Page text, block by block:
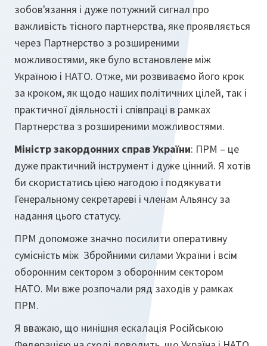
зобов'язання і дуже потужний сигнал про
важливість тісного партнерства, яке проявляється
через Партнерство з розширеними
можливостями, яке було встановлене між
Україною і НАТО. Отже, ми розвиваємо його крок
за кроком, як щодо наших політичних цілей, так і
практичної діяльності і співпраці в рамках
Партнерства з розширеними можливостями.
Міністр закордонних справ України: ПРМ – це
дуже практичний інструмент і дуже цінний. Я хотів
би скористатись цією нагодою і подякувати
Генеральному секретареві і членам Альянсу за
надання цього статусу.
ПРМ допоможе значно посилити оперативну
сумісність між Збройними силами України і всім
оборонним сектором з оборонним сектором
НАТО. Ми вже розпочали ряд заходів у рамках
ПРМ.
Я вважаю, що нинішня ескалація Російською